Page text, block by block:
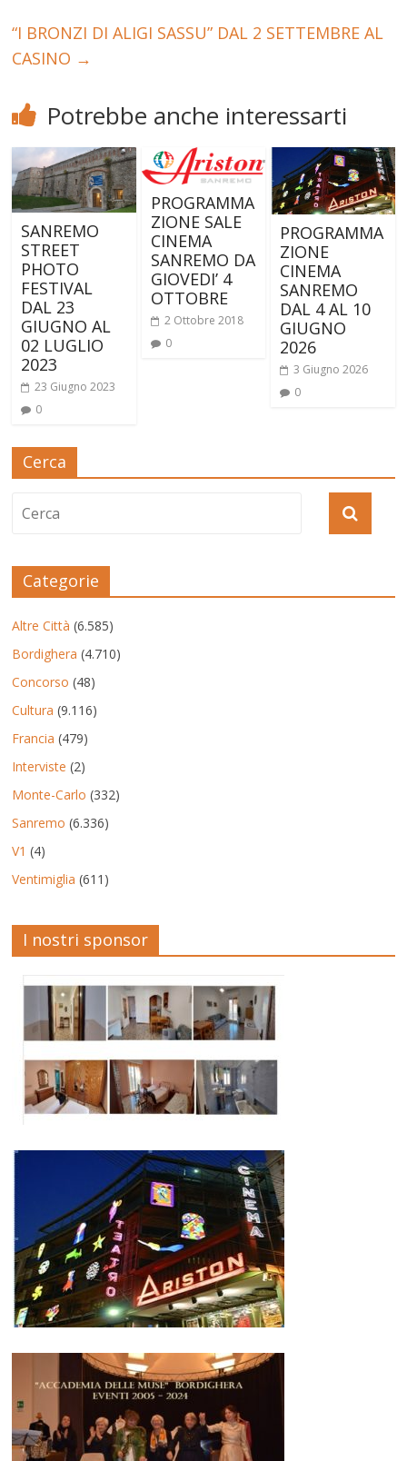
“I BRONZI DI ALIGI SASSU” DAL 2 SETTEMBRE AL
CASINO →
Potrebbe anche interessarti
SANREMO
STREET
PHOTO
FESTIVAL
DAL 23
GIUGNO AL
02 LUGLIO
2023
23 Giugno 2023
0
PROGRAMMA
ZIONE SALE
CINEMA
SANREMO DA
GIOVEDI’ 4
OTTOBRE
2 Ottobre 2018
0
PROGRAMMA
ZIONE
CINEMA
SANREMO
DAL 4 AL 10
GIUGNO
2026
3 Giugno 2026
0
Cerca
Categorie
Altre Città (6.585)
Bordighera (4.710)
Concorso (48)
Cultura (9.116)
Francia (479)
Interviste (2)
Monte-Carlo (332)
Sanremo (6.336)
V1 (4)
Ventimiglia (611)
I nostri sponsor